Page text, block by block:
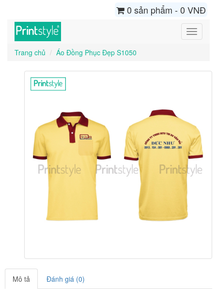
0 sản phẩm - 0 VNĐ
Toggle
Trang chủ
Áo Đồng Phục Đẹp S1050
Mô tả Đánh giá (0)